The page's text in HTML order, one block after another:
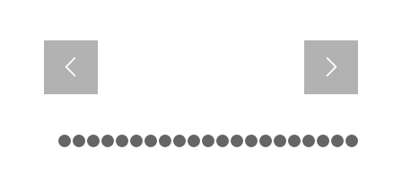
1 2 3 4 5 6 7 8 9 10111213141516